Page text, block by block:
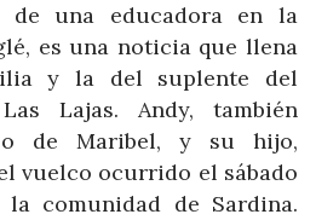
de una educadora en la
es una noticia que llena
y la del suplente del
Lajas. Andy, también
de Maribel, y su hijo,
vuelco ocurrido el sábado
comunidad de Sardina.